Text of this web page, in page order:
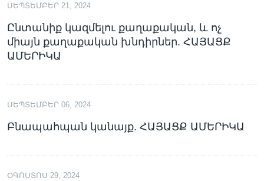
ՍԵՊՏԵՄԲԵՐ 21, 2024
Ընտանիք կազմելու քաղաքական, և ոչ
միայն քաղաքական խնդիրներ. ՀԱՅԱՑՔ
ԱՄԵՐԻԿԱ
ՍԵՊՏԵՄԲԵՐ 06, 2024
Բնապահպան կանայք. ՀԱՅԱՑՔ ԱՄԵՐԻԿԱ
ՕԳՈՍՏՈՍ 29, 2024